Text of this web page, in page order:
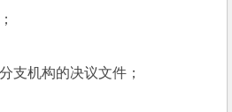
机构的决议文件；